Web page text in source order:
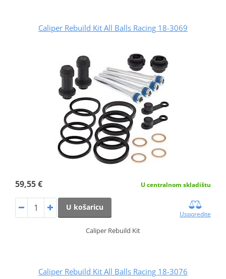
Caliper Rebuild Kit All Balls Racing 18-3069
59,55 € U centralnom skladištu
U košaricu
Usporedite
Caliper Rebuild Kit
Caliper Rebuild Kit All Balls Racing 18-3076